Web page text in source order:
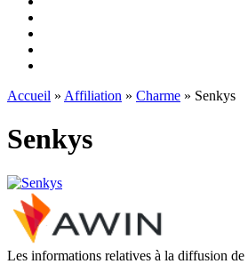
Accueil » Affiliation » Charme » Senkys
Senkys
Les informations relatives à la diffusion